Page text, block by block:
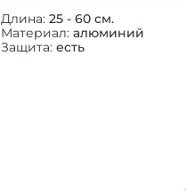
Длина: 25 - 60 см.
Материал: алюминий
Защита: есть